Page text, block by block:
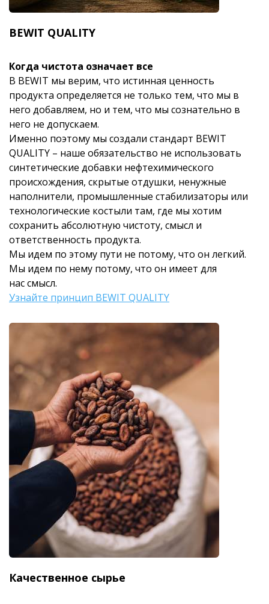
BEWIT QUALITY
Когда чистота означает все
В BEWIT мы верим, что истинная ценность
продукта определяется не только тем, что мы в
него добавляем, но и тем, что мы сознательно в
него не допускаем.
Именно поэтому мы создали стандарт BEWIT
QUALITY – наше обязательство не использовать
синтетические добавки нефтехимического
происхождения, скрытые отдушки, ненужные
наполнители, промышленные стабилизаторы или
технологические костыли там, где мы хотим
сохранить абсолютную чистоту, смысл и
ответственность продукта.
Мы идем по этому пути не потому, что он легкий.
Мы идем по нему потому, что он имеет для
нас смысл.
Узнайте принцип BEWIT QUALITY
Качественное сырье